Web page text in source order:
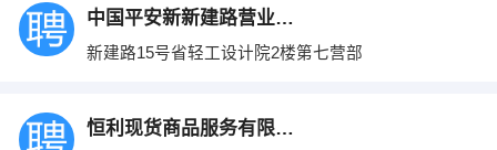
中国平安新新建路营业七部
新建路15号省轻工设计院2楼第七营部
恒利现货商品服务有限公司